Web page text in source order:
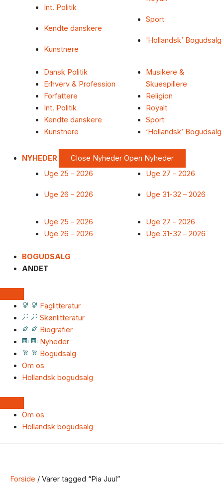
Int. Politik
Kendte danskere
Kunstnere
Sport
‘Hollandsk’ Bogudsalg
Dansk Politik
Erhverv & Profession
Forfattere
Int. Politik
Kendte danskere
Kunstnere
Musikere &
Skuespillere
Religion
Royalt
Sport
‘Hollandsk’ Bogudsalg
NYHEDER Close Nyheder Open Nyheder
Uge 25 – 2026
Uge 26 – 2026
Uge 27 – 2026
Uge 31-32 – 2026
Uge 25 – 2026
Uge 26 – 2026
Uge 27 – 2026
Uge 31-32 – 2026
BOGUDSALG
ANDET
Faglitteratur
Skønlitteratur
Biografier
Nyheder
Bogudsalg
Om os
Hollandsk bogudsalg
Om os
Hollandsk bogudsalg
Forside / Varer tagged “Pia Juul”